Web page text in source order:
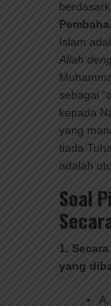
Islam
Allah
sebagai
kepada
yang
tiada
adalah
Soal
1.
yang